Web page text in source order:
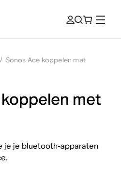
/ Sonos Ace koppelen met
met
je je bluetooth-apparaten